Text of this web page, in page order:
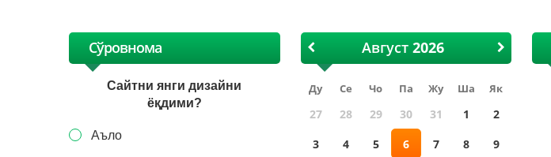
Сўровнома
Сайтни янги дизайни
ёқдими?
Аъло
Август
Ду Се Чо Па Жу Ша Як
27 28 29 30 31 1
2
3
4 5 6 7 8 9